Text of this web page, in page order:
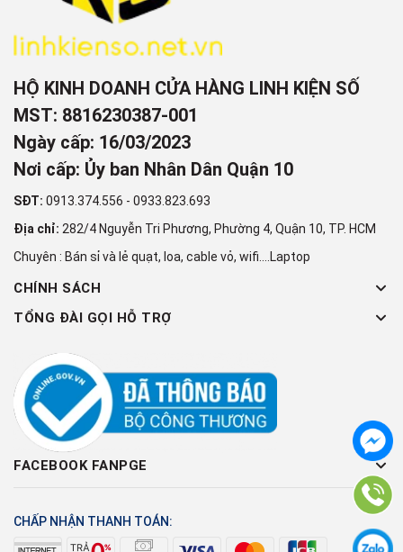
HỘ KINH DOANH CỬA HÀNG LINH KIỆN SỐ
MST: 8816230387-001
Ngày cấp: 16/03/2023
Nơi cấp: Ủy ban Nhân Dân Quận 10
SĐT: 0913.374.556 - 0933.823.693
Địa chỉ: 282/4 Nguyễn Tri Phương, Phường 4, Quận 10, TP. HCM
Chuyên : Bán sỉ và lẻ quạt, loa, cable vỏ, wifi....Laptop
CHÍNH SÁCH
TỔNG ĐÀI GỌI HỖ TRỢ
FACEBOOK FANPGE
CHẤP NHẬN THANH TOÁN: